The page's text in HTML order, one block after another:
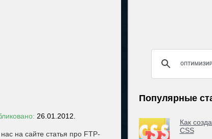
26.01.2012.
на сайте статья про FTP-
Популярные
Как
CSS